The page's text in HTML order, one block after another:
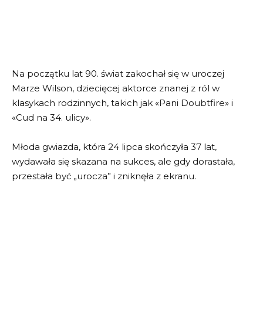
Na początku lat 90. świat zakochał się w uroczej
Marze Wilson, dziecięcej aktorce znanej z ról w
klasykach rodzinnych, takich jak «Pani Doubtfire» i
«Cud na 34. ulicy».
Młoda gwiazda, która 24 lipca skończyła 37 lat,
wydawała się skazana na sukces, ale gdy dorastała,
przestała być „urocza” i zniknęła z ekranu.